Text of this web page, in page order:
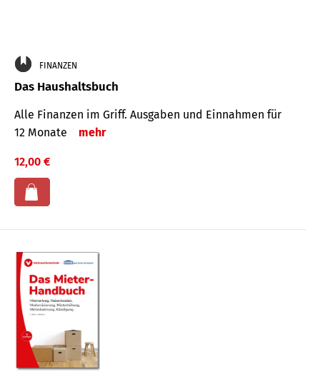
FINANZEN
Das Haushaltsbuch
Alle Finanzen im Griff. Aus­gaben und Ein­nahmen für
12 Monate
mehr
12,00 €